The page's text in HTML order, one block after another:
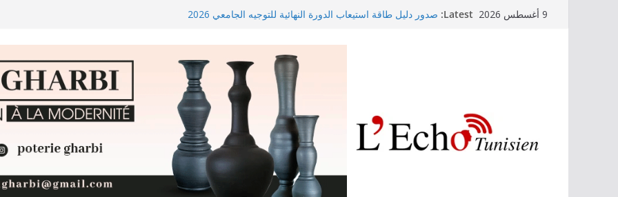
9 أغسطس 2026 Latest: صدور دليل طاقة استيعاب الدورة النهائية للتوجيه الجامعي 2026
وزير التجهيز يتفقد سير أشغال مشروع المدخل الجنوبي للعاصمة
وزارة الأسرة: نسعى لاستكمال دراسة ميدانية حول ظاهرة تسول